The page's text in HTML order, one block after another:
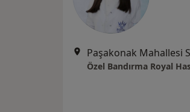
Özel Bandırma Royal